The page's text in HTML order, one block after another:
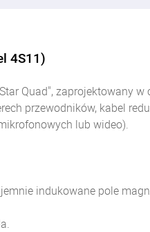
4S11)
Quad",
przewodników, kabel
lub wideo).
indukowane pole